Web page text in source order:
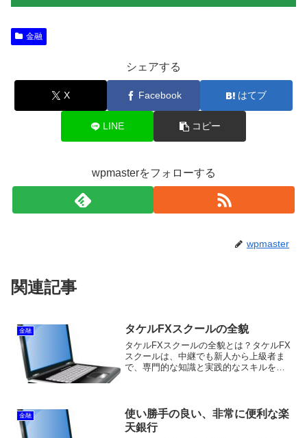
金融
シェアする
X Facebook はてブ
LINE コピー
wpmasterをフォローする
wpmaster
関連記事
金融 タケルFXスクールの全貌
タケルFXスクールの全貌とは？タケルFX
スクールは、中継でも新人から上級者ま
で、専門的な知識と実践的なスキルを学
え、「貴重な資金を...
金融
使い勝手の良い、非常に便利な楽
天銀行